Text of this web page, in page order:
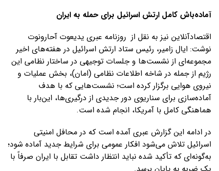
آماده‌باش کامل ارتش اسرائیل برای حمله به ایران
اقتصادآنلاین نیز به نقل از روزنامه عبری یدیعوت آحارونوت
نوشت:‌ ایال زامیر، رئیس ستاد ارتش اسرائیل در هفته‌های اخیر
مجموعه‌ای از نشست‌ها و جلسات توجیهی در ساختار نظامی این
رژیم از جمله در شاخه اطلاعات نظامی (امان)، بخش عملیات و
نیروی هوایی برگزار کرده است؛ نشست‌هایی که با هدف
آماده‌سازی برای سناریوی دور جدیدی از درگیری‌ها، این‌بار با
هماهنگی کامل با آمریکا، انجام شده است.
در ادامه این گزارش عبری آمده است که در محافل امنیتی
اسرائیل تلاش می‌شود افکار عمومی برای شرایط جدید آماده شود؛
به‌گونه‌ای که تأکید شده نباید انتظار داشت تقابل با ایران صرفاً با